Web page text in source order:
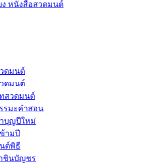
ดมนต์
ดมนต์
สวดมนต์
รมะคำสอน
บุญปีใหม่
ามปี
ต์พิธี
ชินบัญชร